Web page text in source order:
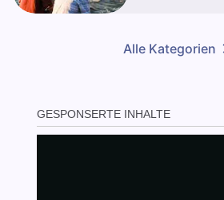
Alle Kategorien